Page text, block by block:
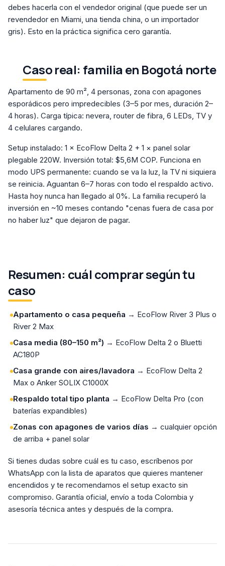
debes hacerla con el vendedor original (que puede ser un
revendedor en Miami, una tienda china, o un importador
gris). Esto en la práctica significa cero garantía.
Caso real: familia en Bogotá norte
Apartamento de 90 m², 4 personas, zona con apagones
esporádicos pero impredecibles (3–5 por mes, duración 2–
4 horas). Carga típica: nevera, router de fibra, 6 LEDs, TV y
4 celulares cargando.
Setup instalado: 1 × EcoFlow Delta 2 + 1 × panel solar
plegable 220W. Inversión total: $5,6M COP. Funciona en
modo UPS permanente: cuando se va la luz, la TV ni siquiera
se reinicia. Aguantan 6–7 horas con todo el respaldo activo.
Hasta hoy nunca han llegado al 0%. La familia recuperó la
inversión en ~10 meses contando "cenas fuera de casa por
no haber luz" que dejaron de pagar.
Resumen: cuál comprar según tu
caso
Apartamento o casa pequeña → EcoFlow River 3 Plus o
River 2 Max
Casa media (80–150 m²) → EcoFlow Delta 2 o Bluetti
AC180P
Casa grande con aires/lavadora → EcoFlow Delta 2
Max o Anker SOLIX C1000X
Respaldo total tipo planta → EcoFlow Delta Pro (con
baterías expandibles)
Zonas con apagones de varios días → cualquier opción
de arriba + panel solar
Si tienes dudas sobre cuál es tu caso, escríbenos por
WhatsApp con la lista de aparatos que quieres mantener
encendidos y te recomendamos el setup exacto sin
compromiso. Garantía oficial, envío a toda Colombia y
asesoría técnica antes y después de la compra.